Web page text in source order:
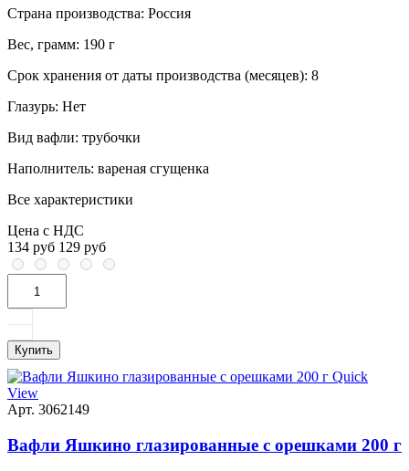
Страна производства: Россия
Вес, грамм: 190 г
Срок хранения от даты производства (месяцев): 8
Глазурь: Нет
Вид вафли: трубочки
Наполнитель: вареная сгущенка
Все характеристики
Цена с НДС
134 руб 129 руб
Купить
Quick
View
Арт. 3062149
Вафли Яшкино глазированные с орешками 200 г